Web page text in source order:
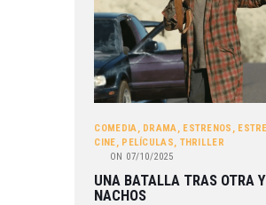
COMEDIA, DRAMA, ESTRENOS ,
CINE, PELÍCULAS, THRILLER
ON 07/10/2025
UNA BATALLA TRAS OTRA
NACHOS